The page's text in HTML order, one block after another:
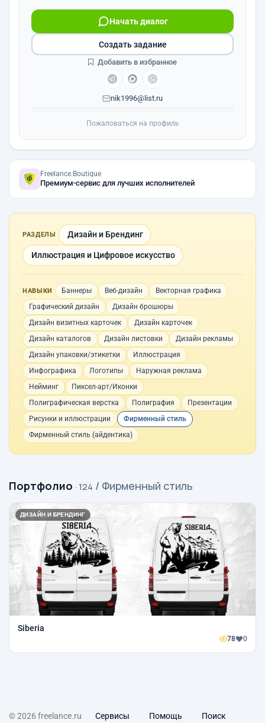
Начать диалог
nik1996@list.ru
Создать задание
Добавить в избранное
Пожаловаться на профиль
Freelance.Boutique
Премиум-сервис для лучших исполнителей
РАЗДЕЛЫ Дизайн и Брендинг
Иллюстрация и Цифровое искусство
НАВЫКИ Баннеры Веб-дизайн
Векторная графика
Графический дизайн
Дизайн брошюры
Дизайн визитных карточек
Дизайн карточек
Дизайн каталогов
Дизайн листовки
Дизайн рекламы
Дизайн упаковки/этикетки
Иллюстрация
Инфографика
Логотипы
Наружная реклама
Нейминг
Пиксел-арт/Иконки
Полиграфическая верстка
Полиграфия
Презентации
Рисунки и иллюстрации
Фирменный стиль
Фирменный стиль (айдентика)
Портфолио · 124 / Фирменный стиль
ДИЗАЙН И БРЕНДИНГ
Siberia
78 0
© 2026 freelance.ru Сервисы Помощь Поиск